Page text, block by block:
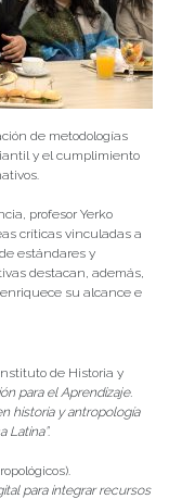
de metodologías
y el cumplimiento
profesor Yerko
críticas vinculadas a
estándares y
destacan, además,
su alcance e
de Historia y
para el Aprendizaje.
historia y antropología
Latina”.
para integrar recursos